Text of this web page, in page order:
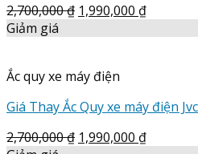
2,700,000₫ 1,990,000 ₫
Giảm giá
Ắc quy xe máy điện
Giá Thay Ắc Quy xe máy điện
2,700,000₫ 1,990,000 ₫